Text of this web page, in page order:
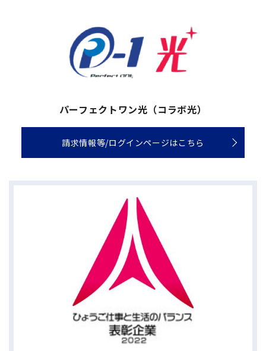
パーフェクトワン光（コラボ光）
請求情報等/ログインページはこちら